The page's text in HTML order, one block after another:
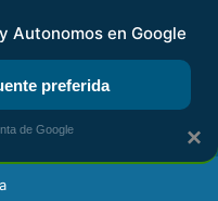
KIT DIGITAL RENTA
×
Autonomos en Google
preferida
de Google